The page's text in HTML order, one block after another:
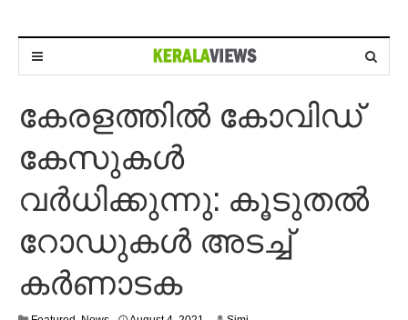
കേരളത്തില്‍ കോവിഡ്
കേസുകള്‍
വര്‍ധിക്കുന്നു: കൂടുതല്‍
റോഡുകള്‍ അടച്ച്‌
കര്‍ണാടക